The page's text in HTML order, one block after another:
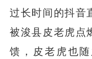
过长时间的抖音
被浚县皮老虎点
馈，皮老虎也